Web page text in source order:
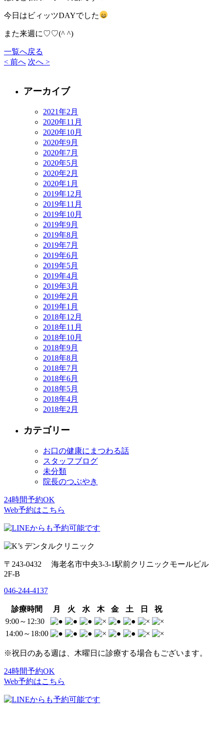
今日はビィッツDAYでした
また来週に♡♡(^ ^)
一覧へ戻る
< 前へ 次へ >
アーカイブ
2021年2月
2020年11月
2020年10月
2020年9月
2020年7月
2020年5月
2020年2月
2020年1月
2019年12月
2019年11月
2019年10月
2019年9月
2019年8月
2019年7月
2019年6月
2019年5月
2019年4月
2019年3月
2019年2月
2019年1月
2018年12月
2018年11月
2018年10月
2018年9月
2018年8月
2018年7月
2018年6月
2018年5月
2018年4月
2018年2月
カテゴリー
お口の健康にまつわる話
スタッフブログ
未分類
院長のつぶやき
24時間予約OK
Web予約はこちら
〒243-0432 海老名市中央3-3-1駅前クリニックモールビル
2F-B
046-244-4137
診療時間 月 火 水 木 金 土 日
祝
9:00～12:30
14:00～18:00
※祝日のある週は、木曜日に診療する場合もございます。
24時間予約OK
Web予約はこちら